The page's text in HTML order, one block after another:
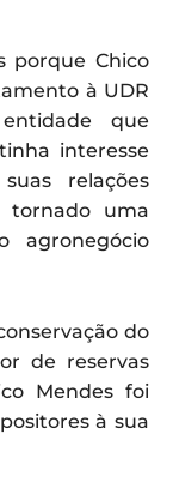
porque Chico
à UDR
que
interesse
relações
tornado uma
agronegócio
do
de reservas
Mendes foi
à sua